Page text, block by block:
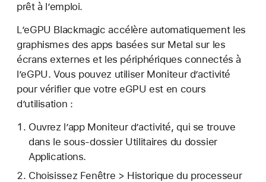
prêt à l’emploi.
L’eGPU Blackmagic accélère automatiquement les
graphismes des apps basées sur Metal sur les
écrans externes et les périphériques connectés à
l’eGPU. Vous pouvez utiliser Moniteur d’activité
pour vérifier que votre eGPU est en cours
d’utilisation :
Ouvrez l’app Moniteur d’activité, qui se trouve
dans le sous-dossier Utilitaires du dossier
Applications.
Choisissez Fenêtre > Historique du processeur